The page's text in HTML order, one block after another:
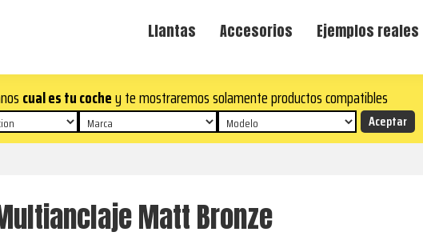
Llantas Accesorios Ejemplos reales
cual es tu cochey te mostraremos solamente productos compatibles
Matt Bronze